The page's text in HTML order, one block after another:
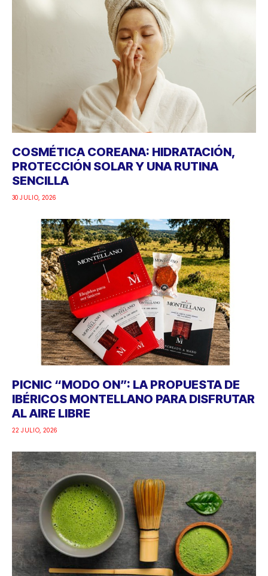
COSMÉTICA COREANA: HIDRATACIÓN,
PROTECCIÓN SOLAR Y UNA RUTINA
SENCILLA
30 JULIO, 2026
PICNIC “MODO ON”: LA PROPUESTA DE
IBÉRICOS MONTELLANO PARA DISFRUTAR
AL AIRE LIBRE
22 JULIO, 2026